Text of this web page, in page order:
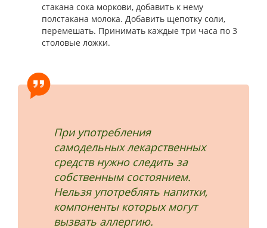
стакана сока моркови, добавить к нему
полстакана молока. Добавить щепотку соли,
перемешать. Принимать каждые три часа по 3
столовые ложки.
При употребления
самодельных лекарственных
средств нужно следить за
собственным состоянием.
Нельзя употреблять напитки,
компоненты которых могут
вызвать аллергию.